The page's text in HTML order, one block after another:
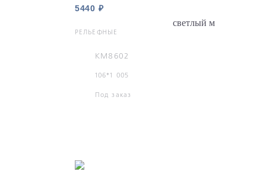
5440 ₽
РЕЛЬЕФНЫЕ
KM8602
106*1 005
Под заказ